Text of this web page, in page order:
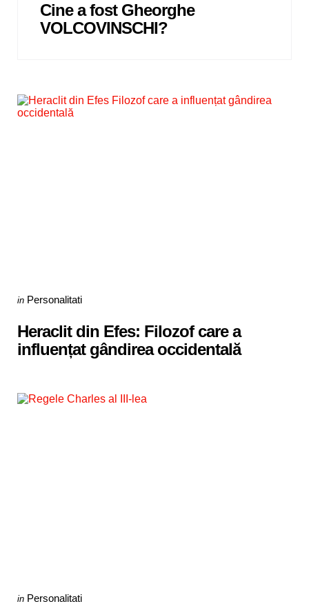
Cine a fost Gheorghe
VOLCOVINSCHI?
Categories
Posted
in Personalitati
Heraclit din Efes: Filozof care a
influențat gândirea occidentală
Categories
Posted
in Personalitati